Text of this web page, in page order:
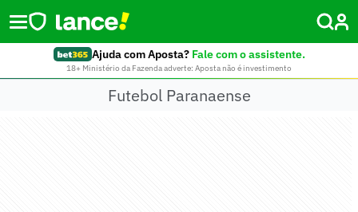
Ajuda com Aposta? Fale com o assistente.
18+ Ministério da Fazenda adverte: Aposta não é investimento
Futebol Paranaense